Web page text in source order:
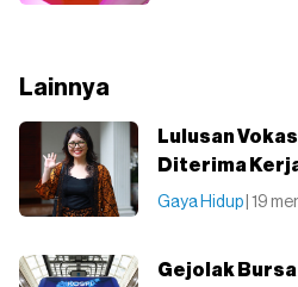
Lainnya
Lulusan
Diterima
Gaya Hidup | 19
Gejolak